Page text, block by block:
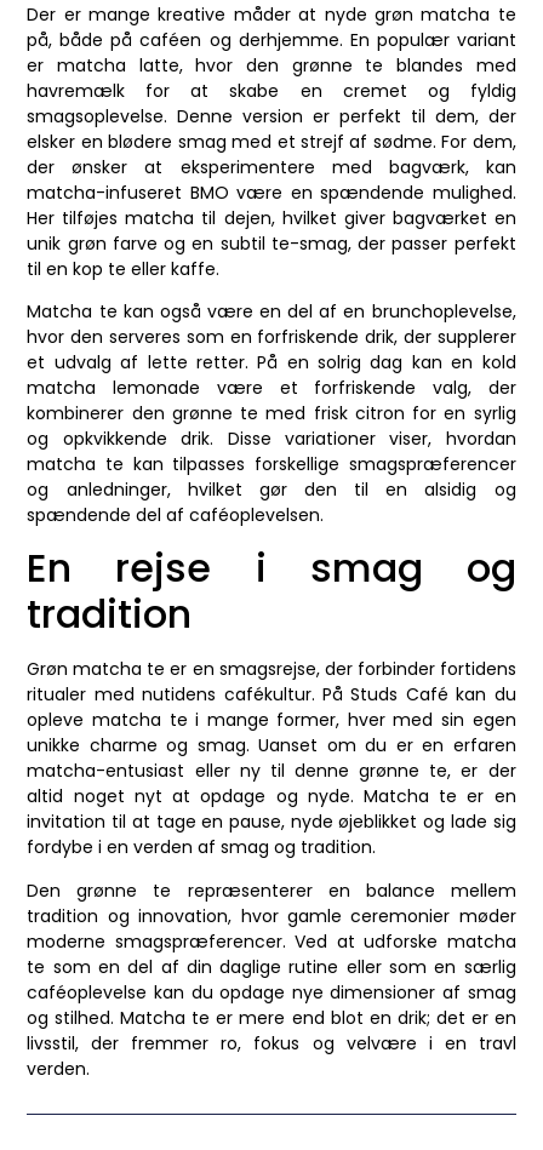
Der er mange kreative måder at nyde grøn matcha te
på, både på caféen og derhjemme. En populær variant
er matcha latte, hvor den grønne te blandes med
havremælk for at skabe en cremet og fyldig
smagsoplevelse. Denne version er perfekt til dem, der
elsker en blødere smag med et strejf af sødme. For dem,
der ønsker at eksperimentere med bagværk, kan
matcha-infuseret BMO være en spændende mulighed.
Her tilføjes matcha til dejen, hvilket giver bagværket en
unik grøn farve og en subtil te-smag, der passer perfekt
til en kop te eller kaffe.
Matcha te kan også være en del af en brunchoplevelse,
hvor den serveres som en forfriskende drik, der supplerer
et udvalg af lette retter. På en solrig dag kan en kold
matcha lemonade være et forfriskende valg, der
kombinerer den grønne te med frisk citron for en syrlig
og opkvikkende drik. Disse variationer viser, hvordan
matcha te kan tilpasses forskellige smagspræferencer
og anledninger, hvilket gør den til en alsidig og
spændende del af caféoplevelsen.
En rejse i smag og
tradition
Grøn matcha te er en smagsrejse, der forbinder fortidens
ritualer med nutidens cafékultur. På Studs Café kan du
opleve matcha te i mange former, hver med sin egen
unikke charme og smag. Uanset om du er en erfaren
matcha-entusiast eller ny til denne grønne te, er der
altid noget nyt at opdage og nyde. Matcha te er en
invitation til at tage en pause, nyde øjeblikket og lade sig
fordybe i en verden af smag og tradition.
Den grønne te repræsenterer en balance mellem
tradition og innovation, hvor gamle ceremonier møder
moderne smagspræferencer. Ved at udforske matcha
te som en del af din daglige rutine eller som en særlig
caféoplevelse kan du opdage nye dimensioner af smag
og stilhed. Matcha te er mere end blot en drik; det er en
livsstil, der fremmer ro, fokus og velvære i en travl
verden.